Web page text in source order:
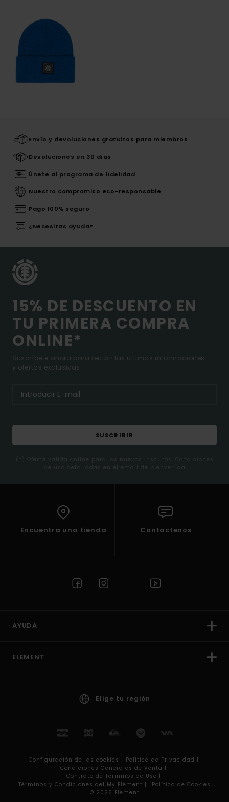
Envío y devoluciones gratuitos para miembros
Devoluciones en 30 días
Únete al programa de fidelidad
Nuestro compromiso eco-responsable
Pago 100% seguro
¿Necesitas ayuda?
15% DE DESCUENTO EN
TU PRIMERA COMPRA
ONLINE*
Suscríbete ahora para recibir las ultimas informaciones
y ofertas exclusivas.
SUSCRIBIR
(*) Oferta valida online para los nuevos inscritos. Condiciones
de uso detalladas en el email de bienvenida
Encuentra una tienda Contactenos
AYUDA
ELEMENT
Elige tu región
Configuración de las cookies | Política de Privacidad |
Condiciones Generales de Venta |
Contrato de Términos de Uso |
Términos y Condiciones del My Element |
Política de Cookies
© 2026 Element